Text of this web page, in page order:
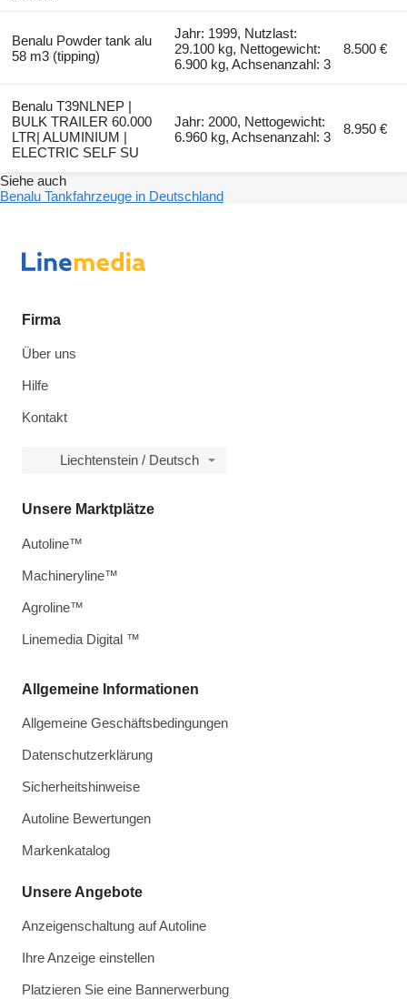
Benalu Powder tank alu
58 m3 (tipping)
Jahr: 1999, Nutzlast:
29.100 kg, Nettogewicht:
6.900 kg, Achsenanzahl: 3
8.500 €
Benalu T39NLNEP |
BULK TRAILER 60.000
LTR| ALUMINIUM |
ELECTRIC SELF SU
Jahr: 2000, Nettogewicht:
6.960 kg, Achsenanzahl: 3
8.950 €
Siehe auch
Benalu Tankfahrzeuge in Deutschland
Firma
Über uns
Hilfe
Kontakt
Liechtenstein / Deutsch
Allgemeine Informationen
Allgemeine Geschäftsbedingungen
Datenschutzerklärung
Sicherheitshinweise
Autoline Bewertungen
Markenkatalog
Unsere Angebote
Anzeigenschaltung auf Autoline
Ihre Anzeige einstellen
Platzieren Sie eine Bannerwerbung
Unsere Marktplätze
Autoline™
Machineryline™
Agroline™
Linemedia Digital ™